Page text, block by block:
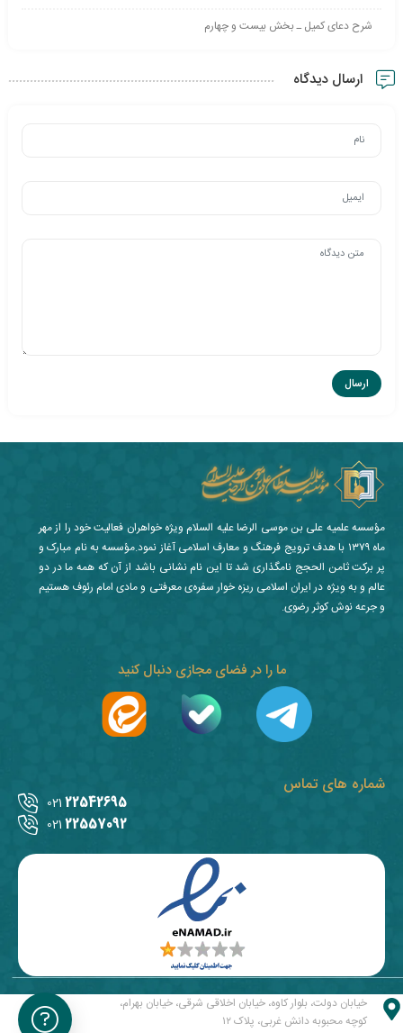
شرح دعای کمیل ـ بخش بیست و چهارم
ارسال دیدگاه
شماره های تماس
22542695
021
22557092
021
ما را در فضای مجازی دنبال کنید
مؤسسه علمیه علی بن موسی الرضا علیه السلام ویژه خواهران فعالیت خود را از مهر
ماه ۱۳۷۹ با هدف ترویج فرهنگ و معارف اسلامی آغاز نمود.مؤسسه به نام مبارک و
پر برکت ثامن الحجج نامگذاری شد تا این نام نشانی باشد از آن که همه ما در دو
عالم و به ویژه در ایران اسلامی ریزه خوار سفره‌ی معرفتی و مادی امام رئوف هستیم
و جرعه نوش کوثر رضوی.
خیابان دولت، بلوار کاوه، خیابان اخلاقی شرقی، خیابان بهرام،
کوچه محبوبه دانش غربی، پلاک ۱۲